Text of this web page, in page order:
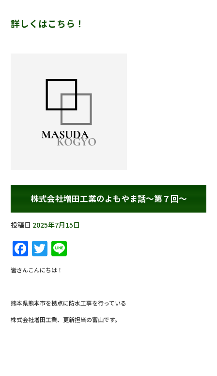
詳しくはこちら！
株式会社増田工業のよもやま話～第７回～
投稿日 2025年7月15日
F
a
c
e
b
o
T
w
it
te
r
皆さんこんにちは！
熊本県熊本市を拠点に防水工事を行っている
株式会社増田工業、更新担当の富山です。